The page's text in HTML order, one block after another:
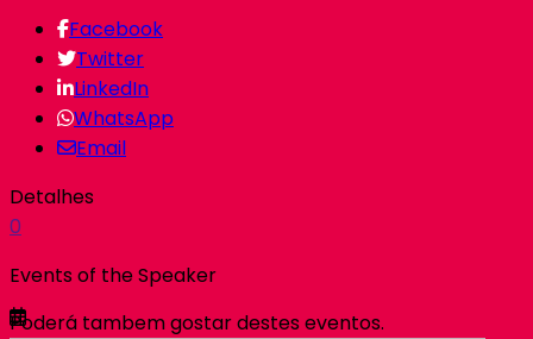
Facebook
Twitter
LinkedIn
WhatsApp
Email
Detalhes
0
Events of the Speaker
Poderá tambem gostar destes eventos.